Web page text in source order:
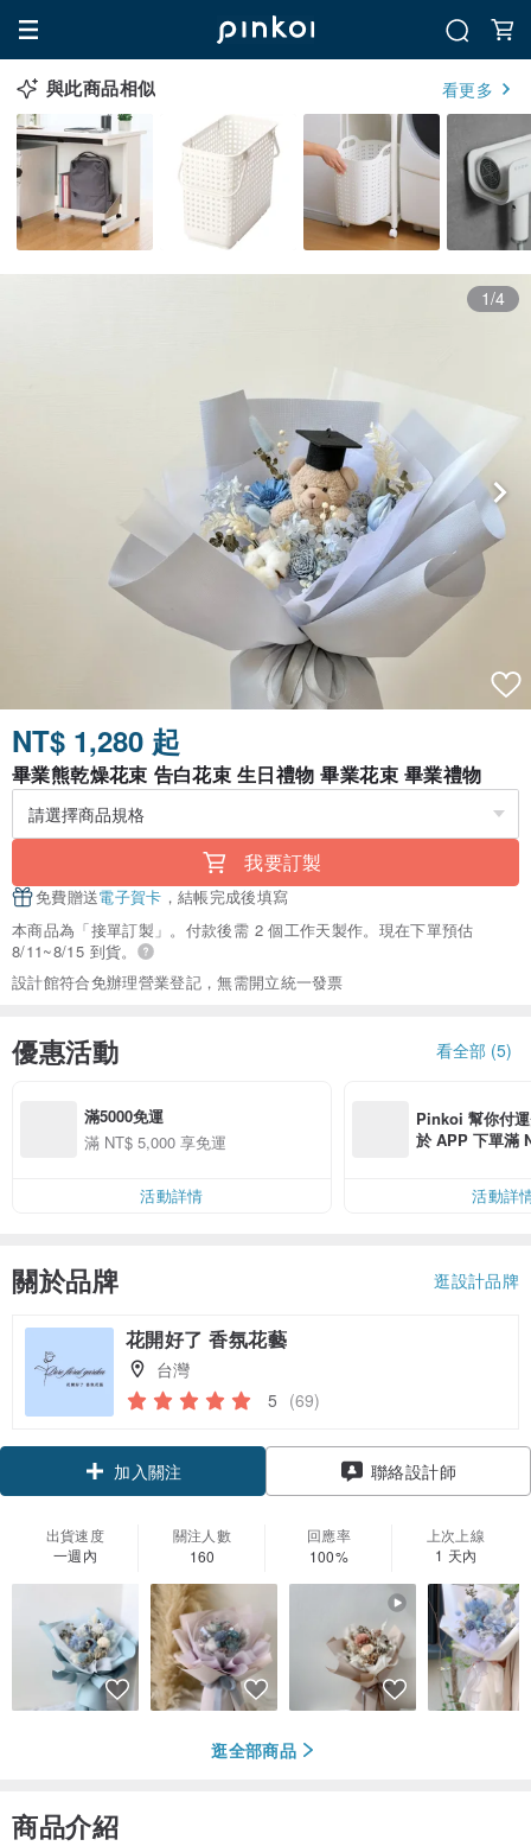
與此商品相似 看更多
1/4
NT$ 1,280 起
畢業熊乾燥花束 告白花束 生日禮物 畢業花束 畢業禮物
我要訂製
免費贈送電子賀卡 ，結帳完成後填寫
本商品為「接單訂製」。付款後需 2 個工作天製作。現在下單預估
8/11~8/15 到貨。
設計館符合免辦理營業登記，無需開立統一發票
優惠活動 看全部 (5)
滿5000免運
滿 NT$ 5,000 享免運
活動詳情
Pinkoi 幫你付
於 APP 下單滿
活動詳
關於品牌 逛設計品牌
花開好了 香氛花藝
台灣
5 (69)
加入關注 聯絡設計師
出貨速度
一週內
關注人數
160
回應率
100%
上次上線
1 天內
逛全部商品
商品介紹